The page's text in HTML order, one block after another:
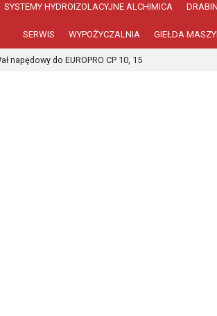
SYSTEMY HYDROIZOLACYJNE ALCHIMICA
SERWIS WYPOŻYCZALNIA GIEŁDA
napędowy do EUROPRO CP 10, 15